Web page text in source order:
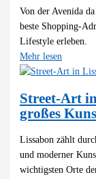
Von der Avenida
beste Shopping-
Lifestyle erleben.
Mehr lesen
Street-Art
großes
Lissabon zählt
und moderner
wichtigsten Orte